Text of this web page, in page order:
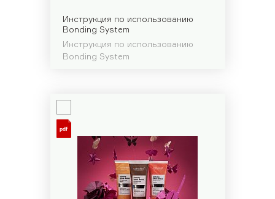
Инструкция по использованию
Bonding System
Инструкция по использованию
Bonding System